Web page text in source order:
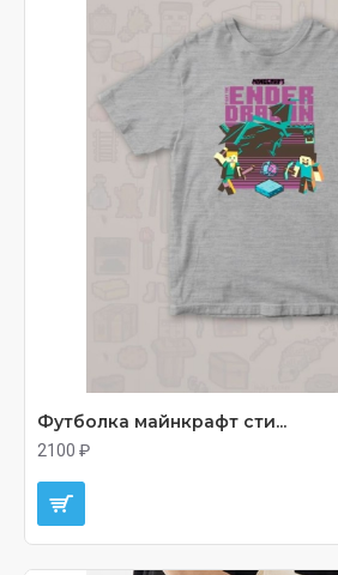
Футболка майнкрафт сти...
2100 ₽